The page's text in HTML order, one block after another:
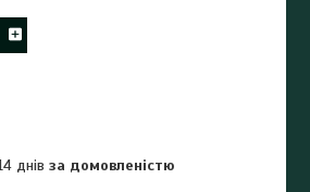
днівза домовленістю